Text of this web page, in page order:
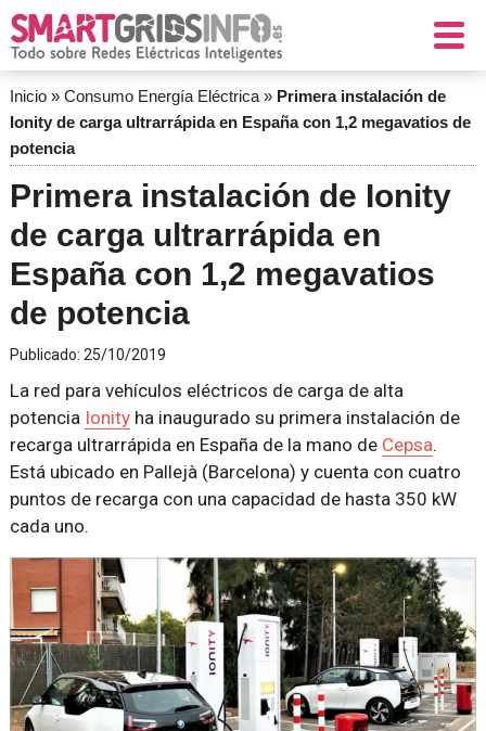
Inicio» Consumo Energía Eléctrica» Primera instalación de
Ionity de carga ultrarrápida en España con 1,2 megavatios de
potencia
Primera instalación de Ionity
de carga ultrarrápida en
España con 1,2 megavatios
de potencia
Publicado: 25/10/2019
La red para vehículos eléctricos de carga de alta
potencia Ionityha inaugurado su primera instalación de
recarga ultrarrápida en España de la mano de Cepsa.
Está ubicado en Pallejà (Barcelona) y cuenta con cuatro
puntos de recarga con una capacidad de hasta 350 kW
cada uno.